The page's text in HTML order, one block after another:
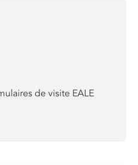
de visite EALE